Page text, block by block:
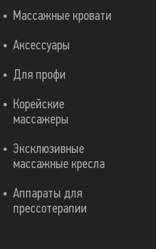
Массажные кровати
Аксессуары
Для профи
Корейские
массажеры
Эксклюзивные
массажные кресла
Аппараты для
прессотерапии